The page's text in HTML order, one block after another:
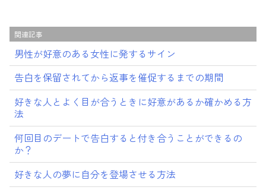
関連記事
男性が好意のある女性に発するサイン
告白を保留されてから返事を催促するまでの期間
好きな人とよく目が合うときに好意があるか確かめる方
法
何回目のデートで告白すると付き合うことができるの
か？
好きな人の夢に自分を登場させる方法